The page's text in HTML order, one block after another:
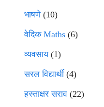
भाषणे(10)
वेदिक Maths (6)
व्यवसाय(1)
सरल विद्यार्थी(4)
हस्ताक्षर सराव (22)